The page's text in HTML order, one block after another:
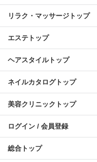
リラク・マッサージトップ
エステトップ
ヘアスタイルトップ
ネイルカタログトップ
美容クリニックトップ
ログイン / 会員登録
総合トップ